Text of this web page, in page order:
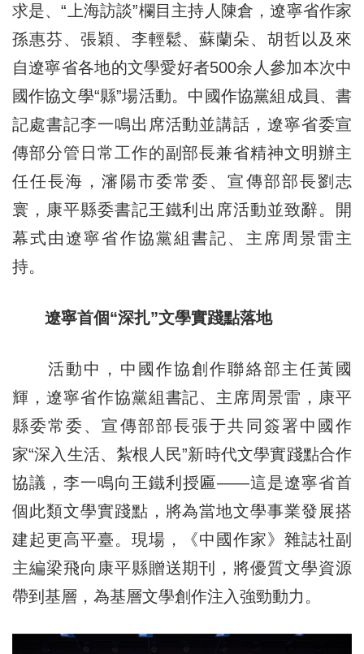
求是、“上海訪談”欄目主持人陳倉，遼寧省作家
孫惠芬、張穎、李輕鬆、蘇蘭朵、胡哲以及來
自遼寧省各地的文學愛好者500余人參加本次中
國作協文學“縣”場活動。中國作協黨組成員、書
記處書記李一鳴出席活動並講話，遼寧省委宣
傳部分管日常工作的副部長兼省精神文明辦主
任任長海，瀋陽市委常委、宣傳部部長劉志
寰，康平縣委書記王鐵利出席活動並致辭。開
幕式由遼寧省作協黨組書記、主席周景雷主
持。
遼寧首個“深扎”文學實踐點落地
活動中，中國作協創作聯絡部主任黃國
輝，遼寧省作協黨組書記、主席周景雷，康平
縣委常委、宣傳部部長張于共同簽署中國作
家“深入生活、紮根人民”新時代文學實踐點合作
協議，李一鳴向王鐵利授匾——這是遼寧省首
個此類文學實踐點，將為當地文學事業發展搭
建起更高平臺。現場，《中國作家》雜誌社副
主編梁飛向康平縣贈送期刊，將優質文學資源
帶到基層，為基層文學創作注入強勁動力。